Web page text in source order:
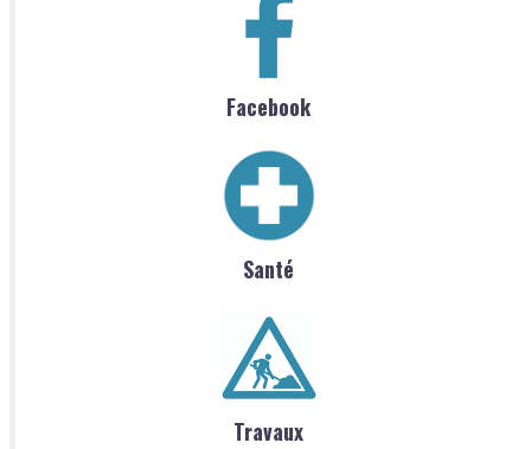
Facebook
Santé
Travaux